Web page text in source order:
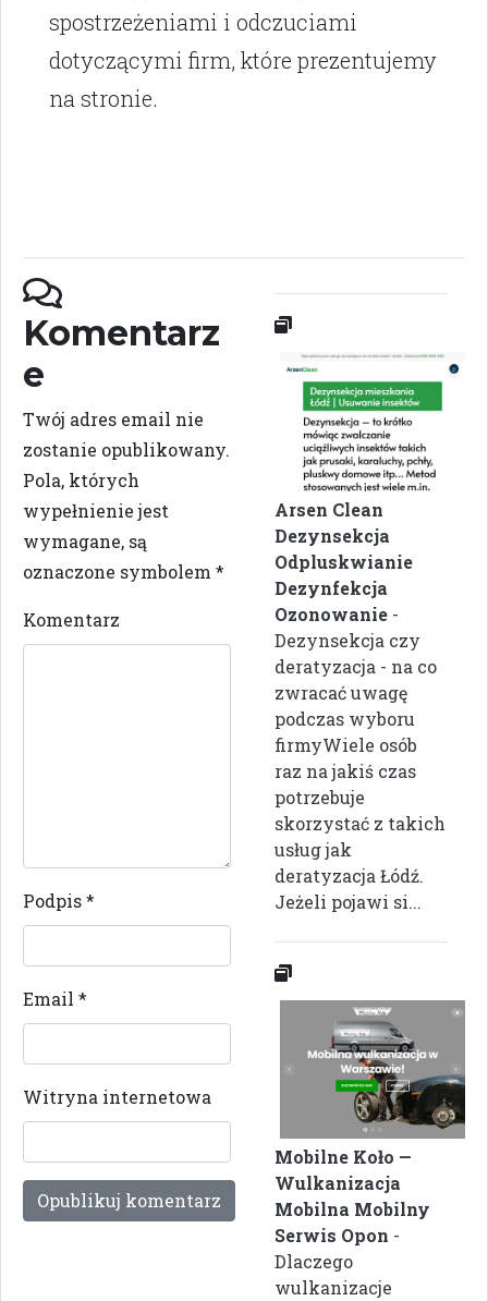
spostrzeżeniami i odczuciami
dotyczącymi firm, które prezentujemy
na stronie.
Komentarz
e
Twój adres email nie
zostanie opublikowany.
Pola, których
wypełnienie jest
wymagane, są
oznaczone symbolem *
Komentarz
Podpis*
Email *
Witryna internetowa
Arsen Clean
Dezynsekcja
Odpluskwianie
Dezynfekcja
Ozonowanie -
Dezynsekcja czy
deratyzacja - na co
zwracać uwagę
podczas wyboru
firmyWiele osób
raz na jakiś czas
potrzebuje
skorzystać z takich
usług jak
deratyzacja Łódź.
Jeżeli pojawi si...
Mobilne Koło —
Wulkanizacja
Mobilna Mobilny
Serwis Opon -
Dlaczego
wulkanizacje